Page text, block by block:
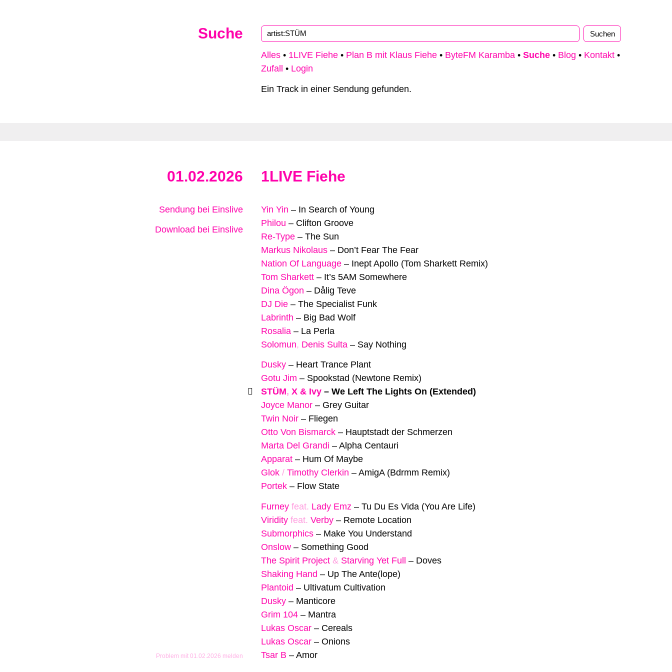
Suche
Alles • 1LIVE Fiehe • Plan B mit Klaus Fiehe • ByteFM Karamba • Suche • Blog • Kontakt •
Zufall
• Login
Ein Track in einer Sendung gefunden.
01.02.2026 1LIVE Fiehe
Sendung bei Einslive
Download bei Einslive
Problem mit 01.02.2026 melden
Yin Yin – In Search of Young
Philou – Clifton Groove
Re-Type – The Sun
Markus Nikolaus – Don’t Fear The Fear
Nation Of Language – Inept Apollo (Tom Sharkett Remix)
Tom Sharkett – It’s 5AM Somewhere
Dina Ögon – Dålig Teve
DJ Die – The Specialist Funk
Labrinth – Big Bad Wolf
Rosalia – La Perla
Solomun, Denis Sulta – Say Nothing
Dusky – Heart Trance Plant
Gotu Jim – Spookstad (Newtone Remix)
STÜM, X & Ivy – We Left The Lights On (Extended)
Joyce Manor – Grey Guitar
Twin Noir – Fliegen
Otto Von Bismarck – Hauptstadt der Schmerzen
Marta Del Grandi – Alpha Centauri
Apparat – Hum Of Maybe
Glok / Timothy Clerkin – AmigA (Bdrmm Remix)
Portek – Flow State
Furney feat. Lady Emz – Tu Du Es Vida (You Are Life)
Viridity feat. Verby – Remote Location
Submorphics – Make You Understand
Onslow – Something Good
The Spirit Project & Starving Yet Full – Doves
Shaking Hand – Up The Ante(lope)
Plantoid – Ultivatum Cultivation
Dusky – Manticore
Grim 104 – Mantra
Lukas Oscar – Cereals
Lukas Oscar – Onions
Tsar B – Amor